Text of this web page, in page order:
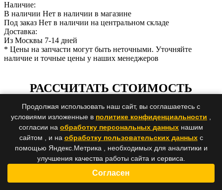
Наличие:
В наличии Нет в наличии в магазине
Под заказ Нет в наличии на центральном складе
Доставка:
Из Москвы 7-14 дней
* Цены на запчасти могут быть неточными. Уточняйте
наличие и точные цены у наших менеджеров
РАССЧИТАТЬ СТОИМОСТЬ
ДОСТАВКИ ПО РОССИИ
Продолжая использовать наш сайт, вы соглашаетесь с
условиями изложенные в политике конфиденциальности
согласии на обработку персональных данных нашим
сайтом , и на обработку пользовательских данныхс
помощью Яндекс.Метрика , необходимых для аналитики и
улучшения качества работы сайта и сервиса.
Согласен